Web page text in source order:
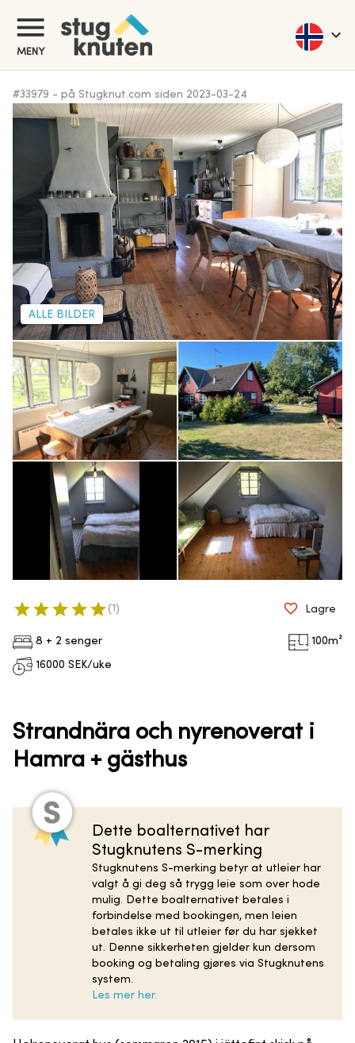
MENY
#33979 - på Stugknut.com siden 2023-03-24
ALLE BILDER
8 + 2 senger 100m²
16000 SEK/uke
( 1 ) Lagre
Strandnära och nyrenoverat i
Hamra + gästhus
Dette boalternativet har
Stugknutens S-merking
Stugknutens S-merking betyr at utleier har
valgt å gi deg så trygg leie som over hode
mulig. Dette boalternativet betales i
forbindelse med bookingen, men leien
betales ikke ut til utleier før du har sjekket
ut. Denne sikkerheten gjelder kun dersom
booking og betaling gjøres via Stugknutens
system.
Les mer her.